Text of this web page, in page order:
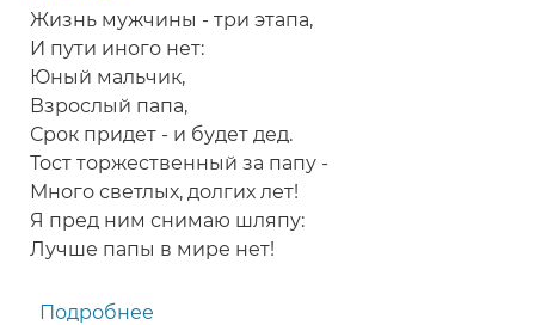
сына
Жизнь мужчины - три этапа,
И пути иного нет:
Юный мальчик,
Взрослый папа,
Срок придет - и будет дед.
Тост торжественный за папу -
Много светлых, долгих лет!
Я пред ним снимаю шляпу:
Лучше папы в мире нет!
Подробнее